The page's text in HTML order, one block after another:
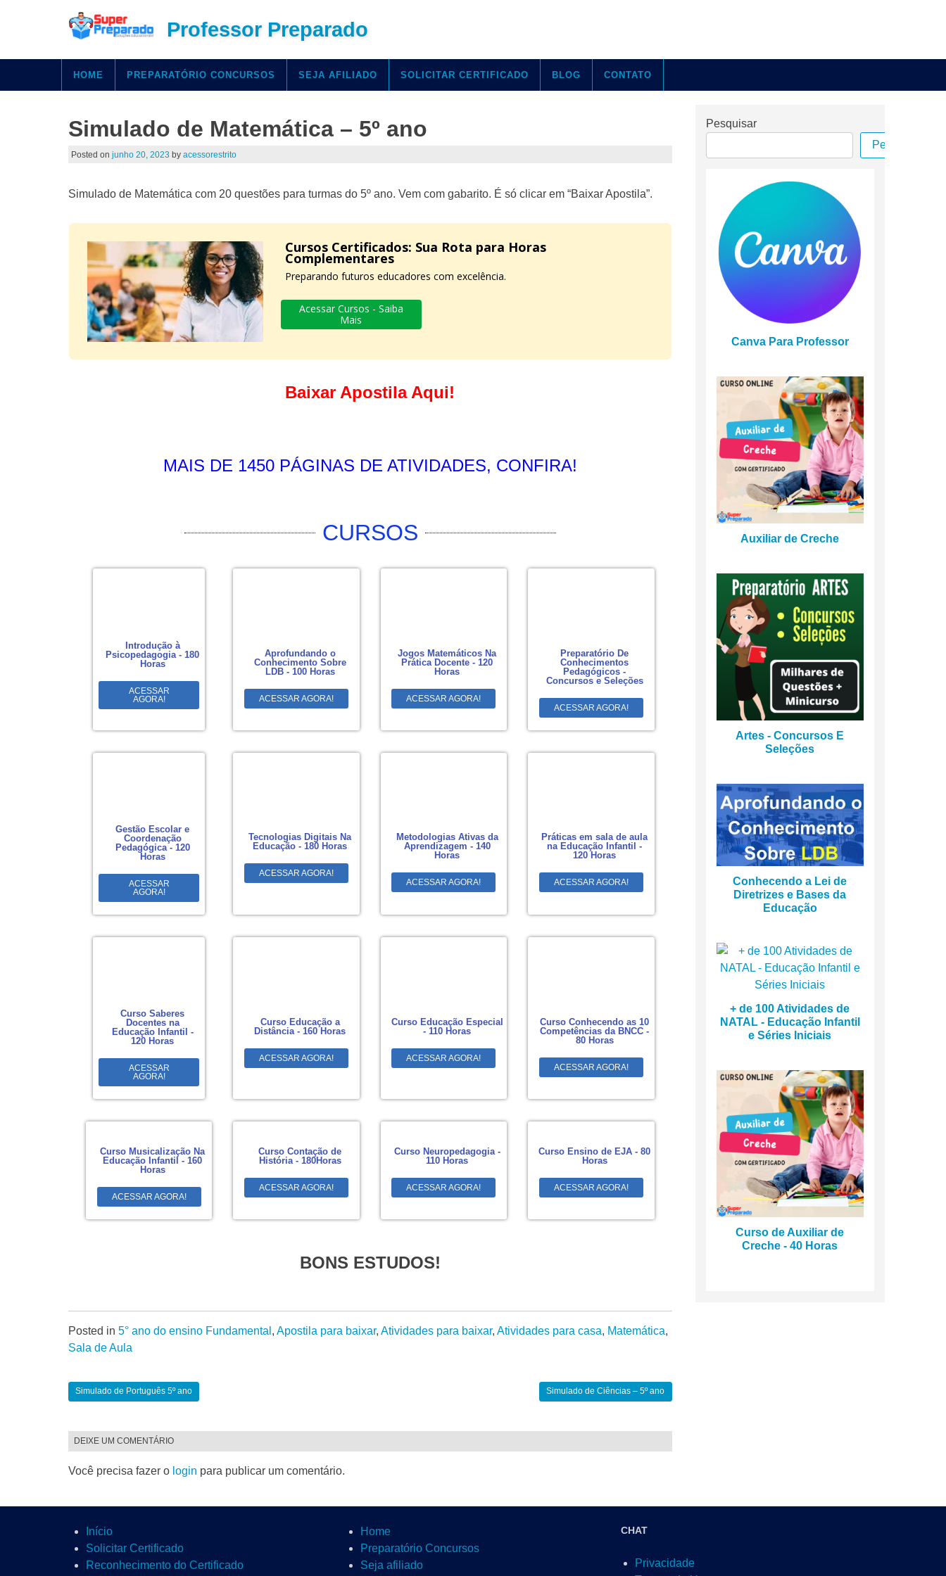
Professor Preparado
HOME PREPARATÓRIO CONCURSOS SEJA AFILIADO SOLICITAR CERTIFICADO BLOG CONTATO
Simulado de Matemática – 5º ano
Posted on junho 20, 2023 by acessorestrito
Simulado de Matemática com 20 questões para turmas do 5º ano. Vem com gabarito. É só clicar em “Baixar Apostila”.
Cursos Certificados: Sua Rota para Horas
Complementares
Preparando futuros educadores com excelência.
Acessar Cursos - Saiba
Mais
Baixar Apostila Aqui!
MAIS DE 1450 PÁGINAS DE ATIVIDADES, CONFIRA!
CURSOS
Introdução à
Psicopedagogia - 180
Horas
ACESSAR
AGORA!
Aprofundando o
Conhecimento Sobre
LDB - 100 Horas
ACESSAR AGORA!
Jogos Matemáticos Na
Prática Docente - 120
Horas
ACESSAR AGORA!
Preparatório De
Conhecimentos
Pedagógicos -
Concursos e Seleções
ACESSAR AGORA!
Gestão Escolar e
Coordenação
Pedagógica - 120
Horas
ACESSAR
AGORA!
Tecnologias Digitais Na
Educação - 180 Horas
ACESSAR AGORA!
Metodologias Ativas da
Aprendizagem - 140
Horas
ACESSAR AGORA!
Práticas em sala de aula
na Educação Infantil -
120 Horas
ACESSAR AGORA!
Curso Saberes
Docentes na
Educação Infantil -
120 Horas
ACESSAR
AGORA!
Curso Educação a
Distância - 160 Horas
ACESSAR AGORA!
Curso Educação Especial
- 110 Horas
ACESSAR AGORA!
Curso Conhecendo as 10
Competências da BNCC -
80 Horas
ACESSAR AGORA!
Curso Musicalização Na
Educação Infantil - 160
Horas
ACESSAR AGORA!
Curso Contação de
História - 180Horas
ACESSAR AGORA!
Curso Neuropedagogia -
110 Horas
ACESSAR AGORA!
Curso Ensino de EJA - 80
Horas
ACESSAR AGORA!
BONS ESTUDOS!
Posted in 5° ano do ensino Fundamental , Apostila para baixar, Atividades para baixar, Atividades para casa, Matemática,
Sala de Aula
Simulado de Português 5º ano Simulado de Ciências – 5º ano
DEIXE UM COMENTÁRIO
Você precisa fazer o login para publicar um comentário.
Pesquisar
Pesquisar
Canva Para Professor
Auxiliar de Creche
Artes - Concursos E
Seleções
Conhecendo a Lei de
Diretrizes e Bases da
Educação
+ de 100 Atividades de
NATAL - Educação Infantil
e Séries Iniciais
Curso de Auxiliar de
Creche - 40 Horas
Início
Solicitar Certificado
Reconhecimento do Certificado
Home
Preparatório Concursos
Seja afiliado
CHAT
Privacidade